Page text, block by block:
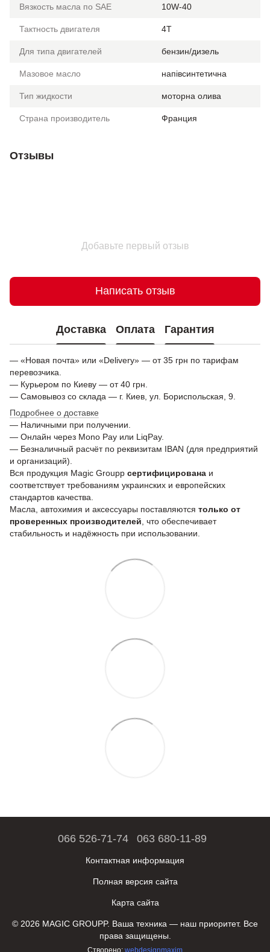
Вязкость масла по SAE 10W-40
Тактность двигателя 4T
Для типа двигателей бензин/дизель
Мазовое масло напівсинтетична
Тип жидкости моторна олива
Страна производитель Франция
Отзывы
Добавьте первый отзыв
Написать отзыв
Доставка Оплата Гарантия
— «Новая почта» или «Delivery» — от 35 грн по тарифам
перевозчика.
— Курьером по Киеву — от 40 грн.
— Самовывоз со склада — г. Киев, ул. Бориспольская, 9.
Подробнее о доставке
— Наличными при получении.
— Онлайн через Mono Pay или LiqPay.
— Безналичный расчёт по реквизитам IBAN (для предприятий
и организаций).
Вся продукция Magic Groupp сертифицирована и
соответствует требованиям украинских и европейских
стандартов качества.
Масла, автохимия и аксессуары поставляются только от
проверенных производителей , что обеспечивает
стабильность и надёжность при использовании.
066 526-71-74 063 680-11-89
Контактная информация
Полная версия сайта
Карта сайта
© 2026 MAGIC GROUPP. Ваша техника — наш приоритет. Все
права защищены.
Створено: webdesignmaxim